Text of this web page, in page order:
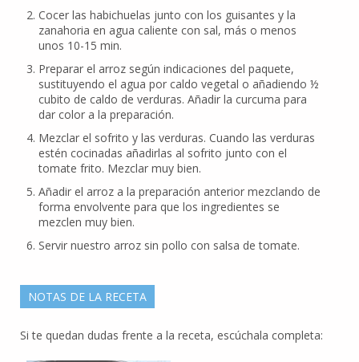
Cocer las habichuelas junto con los guisantes y la
zanahoria en agua caliente con sal, más o menos
unos 10-15 min.
Preparar el arroz según indicaciones del paquete,
sustituyendo el agua por caldo vegetal o añadiendo ½
cubito de caldo de verduras. Añadir la curcuma para
dar color a la preparación.
Mezclar el sofrito y las verduras. Cuando las verduras
estén cocinadas añadirlas al sofrito junto con el
tomate frito. Mezclar muy bien.
Añadir el arroz a la preparación anterior mezclando de
forma envolvente para que los ingredientes se
mezclen muy bien.
Servir nuestro arroz sin pollo con salsa de tomate.
NOTAS DE LA RECETA
Si te quedan dudas frente a la receta, escúchala completa: